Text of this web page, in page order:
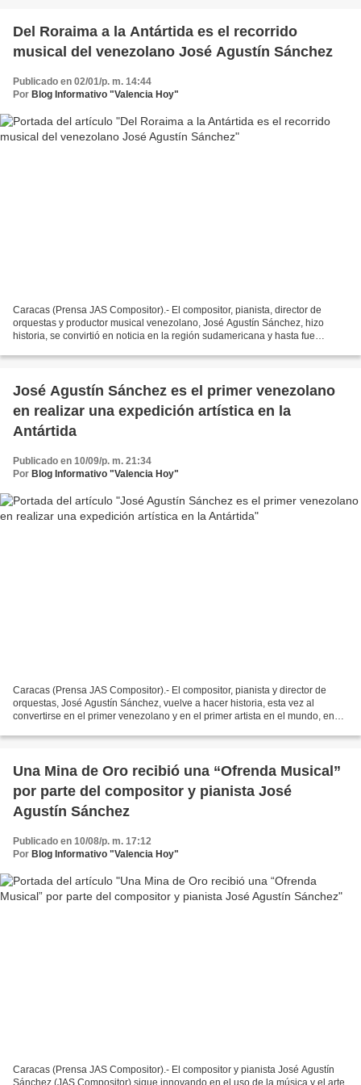
Del Roraima a la Antártida es el recorrido
musical del venezolano José Agustín Sánchez
Publicado en 02/01/p. m. 14:44
Por Blog Informativo "Valencia Hoy"
Caracas (Prensa JAS Compositor).- El compositor, pianista, director de
orquestas y productor musical venezolano, José Agustín Sánchez, hizo
historia, se convirtió en noticia en la región sudamericana y hasta fue
José Agustín Sánchez es el primer venezolano
en realizar una expedición artística en la
Antártida
Publicado en 10/09/p. m. 21:34
Por Blog Informativo "Valencia Hoy"
Caracas (Prensa JAS Compositor).- El compositor, pianista y director de
orquestas, José Agustín Sánchez, vuelve a hacer historia, esta vez al
convertirse en el primer venezolano y en el primer artista en el mundo, en
Una Mina de Oro recibió una “Ofrenda Musical”
por parte del compositor y pianista José
Agustín Sánchez
Publicado en 10/08/p. m. 17:12
Por Blog Informativo "Valencia Hoy"
Caracas (Prensa JAS Compositor).- El compositor y pianista José Agustín
Sánchez (JAS Compositor) sigue innovando en el uso de la música y el arte